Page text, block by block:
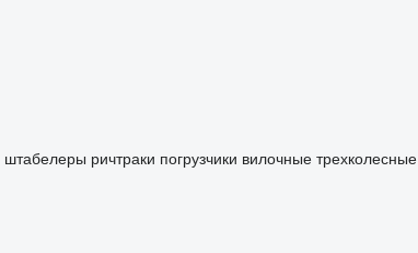
штабелеры ричтраки погрузчики вилочные трехколесные